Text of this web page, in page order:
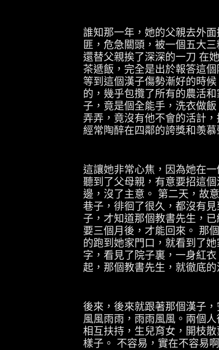
誰知那一年，她的父親去外
匪，危急關頭，被一個五大
還替父親挨了深深的一刀 在
茶遞飯，完全是出於報答這
等到這個漢子傷勢漸好的時
的，幾乎包攬了所有的農活
子，竟是個全能手，洗衣做
弄弄，竟沒有他不會的活計
經常陶醉在四鄰的誇獎和羡
這讓她非常心焦，因為她在
聽到了父母親，有意要招這
邊，沒了主意。 第二天，故
巷子，徘徊了很久，都沒有
子，才知道那個教書先生，
要三個月後，才能回來。 那
的跑到她家門口，就看到了
字，看見了院子裏，一身紅
起，那個教書先生，就徹底
後來，後來就跟著那個漢子
風風雨雨，雨雨風風。兩個
相互扶持，生兒育女，開枝
樣子。 不容易，實在不容易